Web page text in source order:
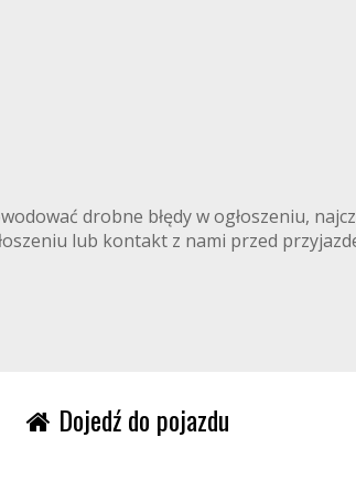
drobne błędy w ogłoszeniu,
lub kontakt z nami przed
Dojedź do pojazdu